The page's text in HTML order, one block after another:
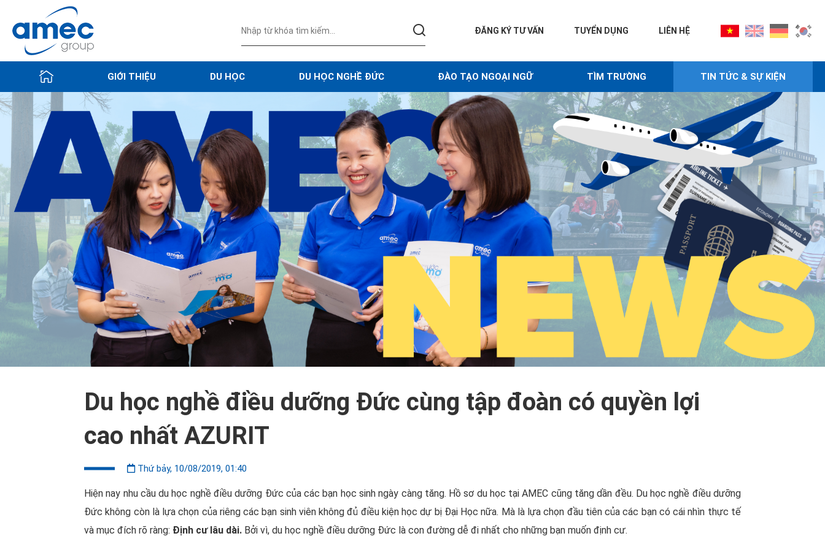
ĐĂNG KÝ TƯ VẤN TUYỂN DỤNG LIÊN HỆ
GIỚI THIỆU DU HỌC DU HỌC NGHỀ ĐỨC ĐÀO TẠO NGOẠI NGỮ TÌM TRƯỜNG TIN TỨC & SỰ KIỆN
Du học nghề điều dưỡng Đức cùng tập đoàn có quyền lợi
cao nhất AZURIT
Thứ bảy, 10/08/2019, 01:40
Hiện nay nhu cầu du học nghề điều dưỡng Đức của các bạn học sinh ngày càng tăng. Hồ sơ du học tại AMEC cũng tăng dần đều. Du học nghề điều dưỡng
Đức không còn là lựa chọn của riêng các bạn sinh viên không đủ điều kiện học dự bị Đại Học nữa. Mà là lựa chọn đầu tiên của các bạn có cái nhìn thực tế
và mục đích rõ ràng: Định cư lâu dài. Bởi vì, du học nghề điều dưỡng Đức là con đường dễ đi nhất cho những bạn muốn định cư.